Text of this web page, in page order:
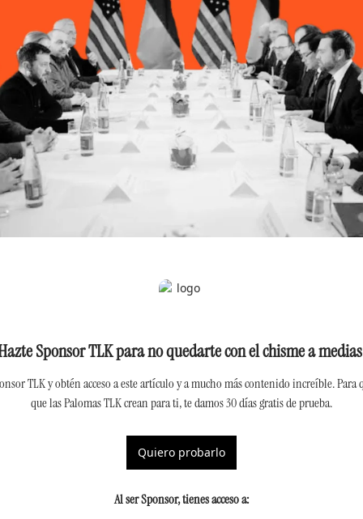
Sponsor TLK para no quedarte con el chisme a
TLK y obtén acceso a este artículo y a mucho más contenido increíble. Para
que las Palomas TLK crean para ti, te damos 30 días gratis de prueba.
Quiero probarlo
Al ser Sponsor, tienes acceso a: